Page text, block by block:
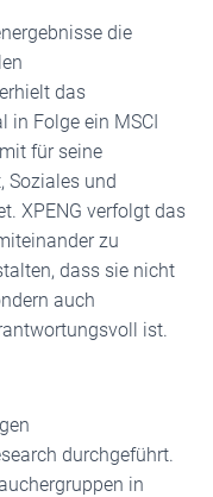
die
das
in Folge ein MSCI
für seine
Soziales und
XPENG verfolgt das
zu
dass sie nicht
auch
ist.
durchgeführt.
in